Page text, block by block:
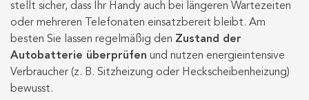
stellt sicher, dass Ihr Handy auch bei längeren Wartezeiten
oder mehreren Telefonaten einsatzbereit bleibt. Am
besten Sie lassen regelmäßig den Zustand der
Autobatterie überprüfen und nutzen energieintensive
Verbraucher (z. B. Sitzheizung oder Heckscheibenheizung)
bewusst.